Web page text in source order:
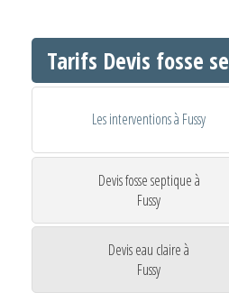
Tarifs Devis fosse
Les interventions à Fussy
Devis fosse septique à
Fussy
Devis eau claire à
Fussy